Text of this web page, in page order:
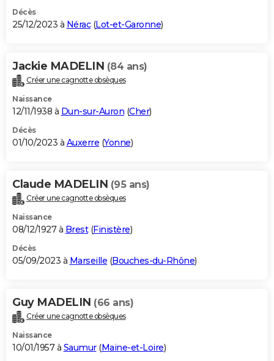
Décès
25/12/2023 à Nérac(Lot-et-Garonne)
Jackie MADELIN (84 ans)
Créer une cagnotte obsèques
Naissance
12/11/1938 à Dun-sur-Auron (Cher)
Décès
01/10/2023 à Auxerre (Yonne)
Claude MADELIN (95 ans)
Créer une cagnotte obsèques
Naissance
08/12/1927 à Brest(Finistère)
Décès
05/09/2023 à Marseille (Bouches-du-Rhône)
Guy MADELIN (66 ans)
Créer une cagnotte obsèques
Naissance
10/01/1957 à Saumur(Maine-et-Loire)